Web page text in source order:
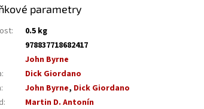
parametry
:
0.5 kg
978837718682417
John Byrne
:
Dick Giordano
: John Byrne, Dick Giordano
:
Martin D. Antonín